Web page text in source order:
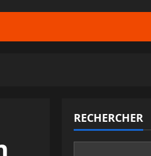
RECHERCHER